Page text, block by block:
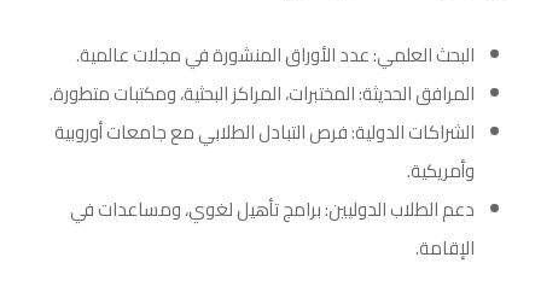
البحث العلمي: عدد الأوراق المنشورة في مجلات عالمية.
المرافق الحديثة: المختبرات، المراكز البحثية، ومكتبات متطورة.
الشراكات الدولية: فرص التبادل الطلابي مع جامعات أوروبية
وأمريكية.
دعم الطلاب الدوليين: برامج تأهيل لغوي، ومساعدات في
الإقامة.